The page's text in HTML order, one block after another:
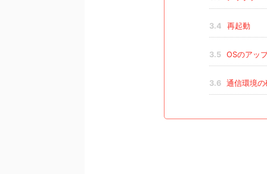
3.4 再起動
3.5 OSのアッ
3.6 通信環境の